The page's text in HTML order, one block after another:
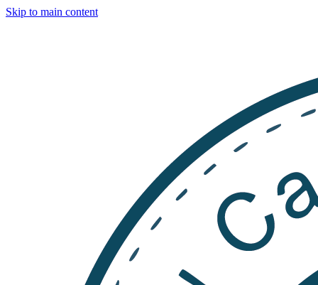
Skip to main content